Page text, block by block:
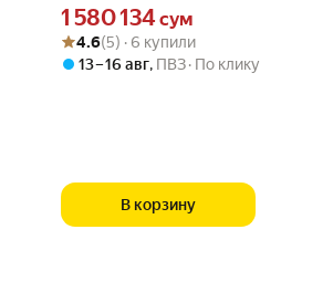
Цена 1580134 сум вместо
1 580 134 сум
Рейтинг товара: 4.6 из 5
Оценок: (5) · 6 купили
4.6(5) · 6 купили
13 – 16 авг, ПВЗ По клику
В корзину